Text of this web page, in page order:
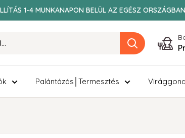
1-4 MUNKANAPON BELÜL AZ EGÉSZ
Palántázás│Termesztés